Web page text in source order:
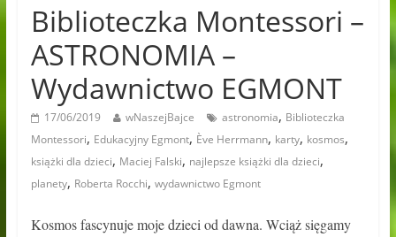
Biblioteczka Montessori –
ASTRONOMIA –
Wydawnictwo EGMONT
17/06/2019 wNaszejBajce astronomia, Biblioteczka
Montessori, Edukacyjny Egmont, Ève Herrmann, karty, kosmos,
książki dla dzieci, Maciej Falski, najlepsze książki dla dzieci,
planety, Roberta Rocchi, wydawnictwo Egmont
Kosmos fascynuje moje dzieci od dawna. Wciąż sięgamy